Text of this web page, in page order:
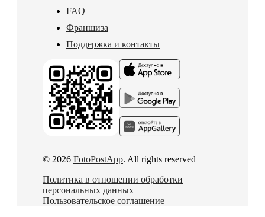
FAQ
Франшиза
Поддержка и контакты
© 2026 FotoPostApp. All rights reserved
Политика в отношении обработки
персональных данных
Пользовательское соглашение